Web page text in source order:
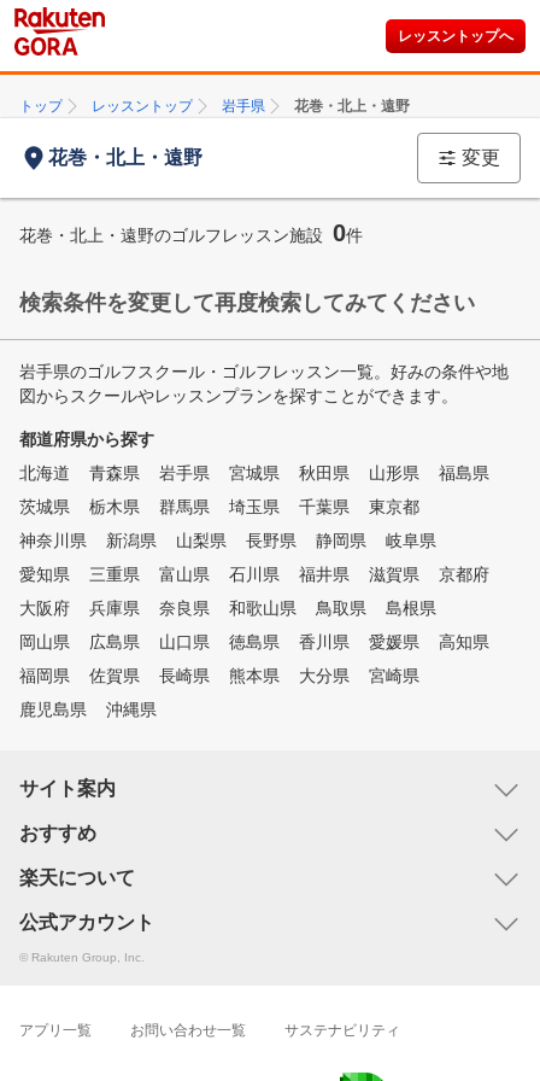
レッスントップへ
トップ レッスントップ 岩手県 花巻・北上・遠野
花巻・北上・遠野 変更
花巻・北上・遠野のゴルフレッスン施設 0件
検索条件を変更して再度検索してみてください
岩手県のゴルフスクール・ゴルフレッスン一覧。好みの条件や地
図からスクールやレッスンプランを探すことができます。
都道府県から探す
北海道
青森県 岩手県 宮城県 秋田県 山形県
福島県
茨城県
栃木県 群馬県 埼玉県 千葉県
東京都
神奈川県
新潟県 山梨県 長野県 静岡県
岐阜県
愛知県
三重県 富山県 石川県 福井県 滋賀県
京都府
大阪府
兵庫県 奈良県 和歌山県 鳥取県
島根県
岡山県
広島県 山口県 徳島県 香川県 愛媛県
高知県
福岡県
佐賀県 長崎県 熊本県 大分県
宮崎県
鹿児島県
沖縄県
サイト案内
おすすめ
楽天について
公式アカウント
© Rakuten Group, Inc.
アプリ一覧 お問い合わせ一覧 サステナビリティ